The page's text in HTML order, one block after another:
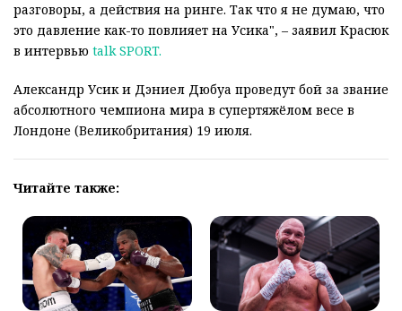
разговоры, а действия на ринге. Так что я не думаю, что
это давление как-то повлияет на Усика", – заявил Красюк
в интервью talk SPORT.
Александр Усик и Дэниел Дюбуа проведут бой за звание
абсолютного чемпиона мира в супертяжёлом весе в
Лондоне (Великобритания) 19 июля.
Читайте также: